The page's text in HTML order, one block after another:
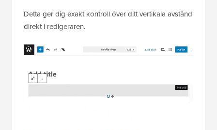
Detta ger dig exakt kontroll över ditt vertikala avstånd
direkt i redigeraren.